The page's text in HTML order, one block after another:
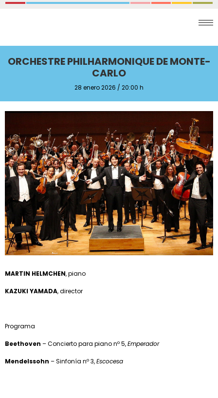
ORCHESTRE PHILHARMONIQUE DE MONTE-
CARLO
28 enero 2026 / 20:00 h
MARTIN HELMCHEN, piano
KAZUKI YAMADA, director
Programa
Beethoven – Concierto para piano nº 5,Emperador
Mendelssohn – Sinfonía nº 3,Escocesa